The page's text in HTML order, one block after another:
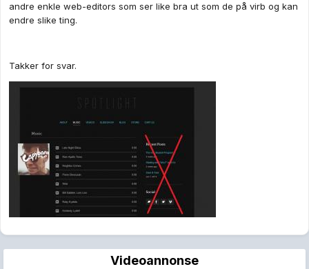
andre enkle web-editors som ser like bra ut som de på virb og kan
endre slike ting.
Takker for svar.
Videoannonse